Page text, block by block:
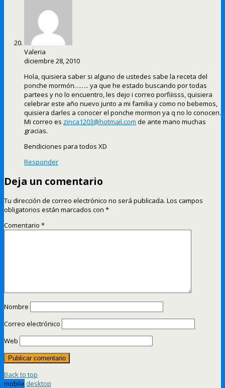
Valeria
diciembre 28, 2010
Hola, quisiera saber si alguno de ustedes sabe la receta del
ponche mormón…….. ya que he estado buscando por todas
partees y no lo encuentro, les dejo i correo porfiiisss, quisiera
celebrar este año nuevo junto a mi familia y como no bebemos,
quisiera darles a conocer el ponche mormon ya q no lo conocen.
Mi correo es zinca1203@hotmail.com de ante mano muchas
gracias.
Bendiciones para todos XD
Responder
Deja un comentario
Tu dirección de correo electrónico no será publicada. Los campos
obligatorios están marcados con *
Comentario *
Nombre
Correo electrónico
Web
Back to top
mobile desktop